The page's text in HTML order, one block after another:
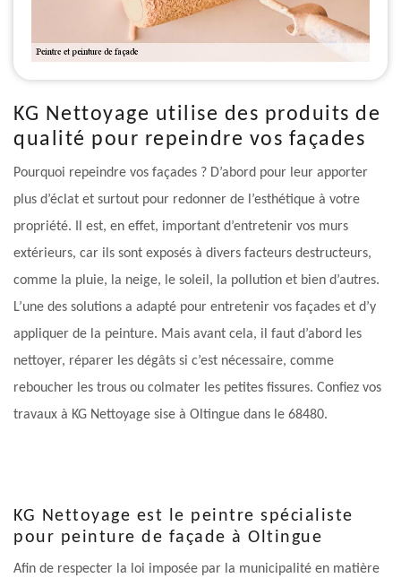
KG Nettoyage utilise des produits de
qualité pour repeindre vos façades
Pourquoi repeindre vos façades ? D’abord pour leur apporter
plus d’éclat et surtout pour redonner de l’esthétique à votre
propriété. Il est, en effet, important d’entretenir vos murs
extérieurs, car ils sont exposés à divers facteurs destructeurs,
comme la pluie, la neige, le soleil, la pollution et bien d’autres.
L’une des solutions a adapté pour entretenir vos façades et d’y
appliquer de la peinture. Mais avant cela, il faut d’abord les
nettoyer, réparer les dégâts si c’est nécessaire, comme
reboucher les trous ou colmater les petites fissures. Confiez vos
travaux à KG Nettoyage sise à Oltingue dans le 68480.
KG Nettoyage est le peintre spécialiste
pour peinture de façade à Oltingue
Afin de respecter la loi imposée par la municipalité en matière